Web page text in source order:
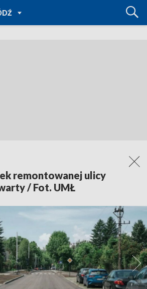
POWRÓT
DO
REGIONY
remontowanej ulicy
/ Fot. UMŁ